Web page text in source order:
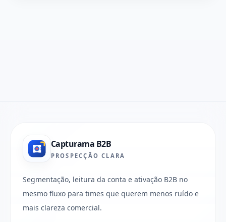
Capturama B2B
PROSPECÇÃO CLARA
Segmentação, leitura da conta e ativação B2B no
mesmo fluxo para times que querem menos ruído e
mais clareza comercial.